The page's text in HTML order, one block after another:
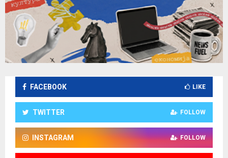
FACEBOOK LIKE
TWITTER FOLLOW
INSTAGRAM FOLLOW